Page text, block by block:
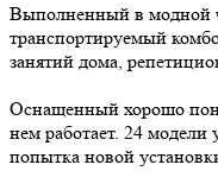
Выполненный в модной
транспортируемый
занятий дома,
Оснащенный хорошо
нем работает. 24 модели
попытка новой